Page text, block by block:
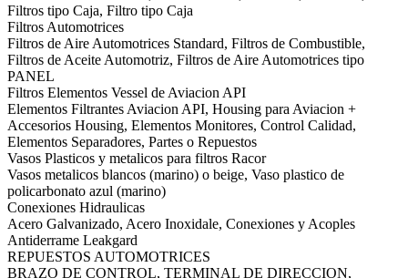
Filtros tipo Caja, Filtro tipo Caja
Filtros Automotrices
Filtros de Aire Automotrices Standard, Filtros de Combustible,
Filtros de Aceite Automotriz, Filtros de Aire Automotrices tipo
PANEL
Filtros Elementos Vessel de Aviacion API
Elementos Filtrantes Aviacion API, Housing para Aviacion +
Accesorios Housing, Elementos Monitores, Control Calidad,
Elementos Separadores, Partes o Repuestos
Vasos Plasticos y metalicos para filtros Racor
Vasos metalicos blancos (marino) o beige, Vaso plastico de
policarbonato azul (marino)
Conexiones Hidraulicas
Acero Galvanizado, Acero Inoxidale, Conexiones y Acoples
Antiderrame Leakgard
REPUESTOS AUTOMOTRICES
BRAZO DE CONTROL, TERMINAL DE DIRECCION,